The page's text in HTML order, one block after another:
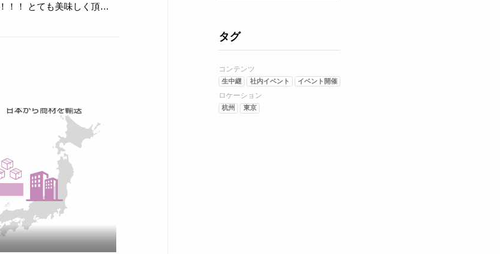
！！ とても美味しく頂き
タグ
コンテンツ
生中継 社内イベント イベント開催
ロケーション
杭州 東京